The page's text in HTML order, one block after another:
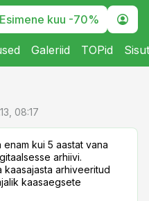
Esimene kuu -70%
Galeriid TOPid
08:17
kui 5 aastat vana
arhiivi.
kaasajasta arhiveeritud
kaasaegsete